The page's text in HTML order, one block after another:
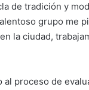
de tradición y
grupo me
la ciudad,
proceso de